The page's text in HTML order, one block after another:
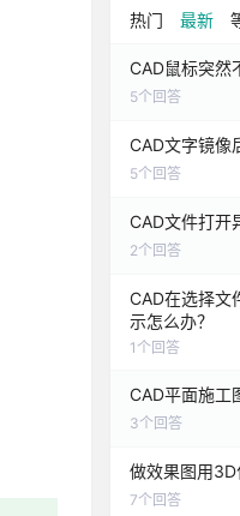
热门 最新
CAD鼠标突然
5个回答
CAD文字镜像
5个回答
CAD文件打开
2个回答
CAD在选择文
示怎么办？
1 个回答
CAD平面施工
3个回答
做效果图用3D
7个回答